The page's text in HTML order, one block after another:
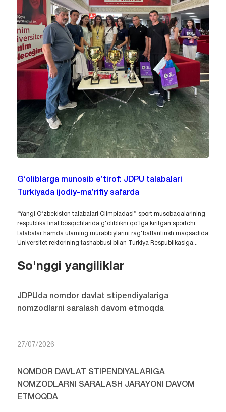
G‘oliblarga munosib e’tirof: JDPU talabalari
Turkiyada ijodiy-ma’rifiy safarda
“Yangi O‘zbekiston talabalari Olimpiadasi” sport musobaqalarining
respublika final bosqichlarida g‘oliblikni qo‘lga kiritgan sportchi
talabalar hamda ularning murabbiylarini rag‘batlantirish maqsadida
Universitet rektorining tashabbusi bilan Turkiya Respublikasiga...
So'nggi yangiliklar
JDPUda nomdor davlat stipendiyalariga
nomzodlarni saralash davom etmoqda
27/07/2026
NOMDOR DAVLAT STIPENDIYALARIGA
NOMZODLARNI SARALASH JARAYONI DAVOM
ETMOQDA